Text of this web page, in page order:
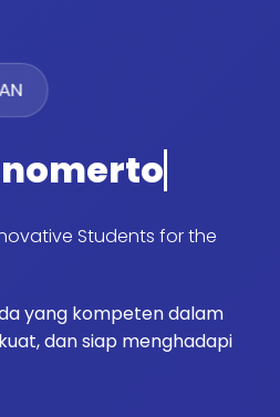
Students for the
yang kompeten dalam
dan siap menghadapi